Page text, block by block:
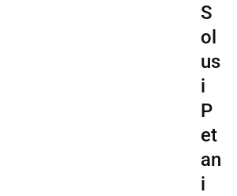
S
ol
us
i
P
et
an
i